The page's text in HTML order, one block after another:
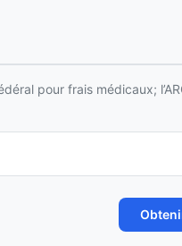
pour frais médicaux;